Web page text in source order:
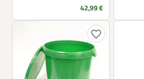
Prix
42,99 €
favorite_border